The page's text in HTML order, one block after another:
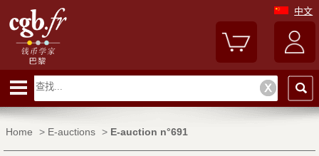
中文
Home > E-auctions > E-auction n°691